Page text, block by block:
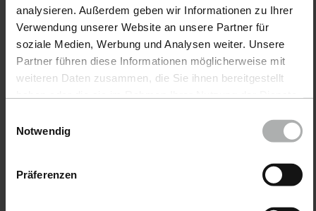
analysieren. Außerdem geben wir Informationen zu Ihrer
Verwendung unserer Website an unsere Partner für
soziale Medien, Werbung und Analysen weiter. Unsere
Partner führen diese Informationen möglicherweise mit
weiteren Daten zusammen, die Sie ihnen bereitgestellt
Einstellungen zu den Cookies finden Sie unter
Notwendig
Präferenzen
COLOURLOCK · Nº de
artículo 603-1L-01
Blocker 1 l
COLOURLOCK · Nº de
artículo 611-1L-01
GLD-Solvent 1 l